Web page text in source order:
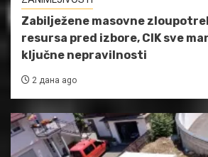
Zabilježene masovne
resursa pred izbore, CIK sve
ključne nepravilnosti
2 дана ago